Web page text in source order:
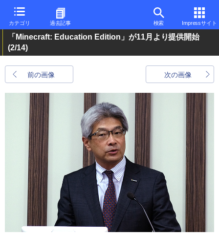
カテゴリ 過去記事 検索 Impressサイト
「Minecraft: Education Edition」が11月より提供開始
(2/14)
前の画像 次の画像